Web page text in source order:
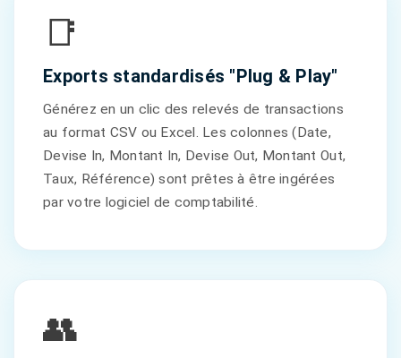
📑
Exports standardisés "Plug & Play"
Générez en un clic des relevés de transactions
au format CSV ou Excel. Les colonnes (Date,
Devise In, Montant In, Devise Out, Montant Out,
Taux, Référence) sont prêtes à être ingérées
par votre logiciel de comptabilité.
👥